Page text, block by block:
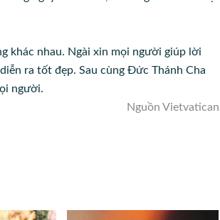
khác nhau. Ngài xin mọi người giúp lời
ra tốt đẹp. Sau cùng Đức Thánh Cha
người.
Nguồn Vietvatican